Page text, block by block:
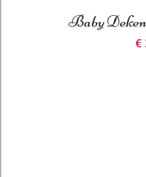
Baby
€